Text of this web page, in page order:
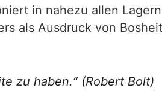
in nahezu allen
als Ausdruck von
zu haben.“ (Robert Bolt)